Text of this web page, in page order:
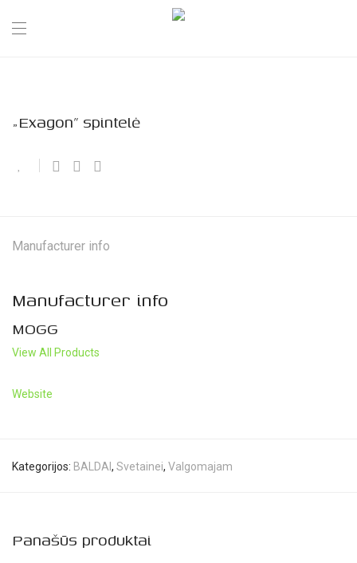
„Exagon” spintelė
Manufacturer info
Manufacturer info
MOGG
View All Products
Website
Kategorijos: BALDAI , Svetainei, Valgomajam
Panašūs produktai